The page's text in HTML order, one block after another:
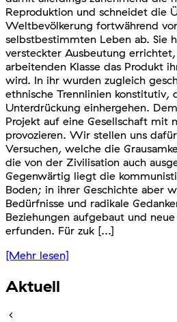
Reproduktion und schneidet die
Weltbevölkerung fortwährend
selbstbestimmten Leben ab. Sie
versteckter Ausbeutung
arbeitenden Klasse das Produkt
wird. In ihr wurden zugleich
ethnische Trennlinien konstitutiv,
Unterdrückung einhergehen.
Projekt auf eine Gesellschaft mit
provozieren. Wir stellen uns
Versuchen, welche die
die von der Zivilisation auch
Gegenwärtig liegt die
Boden; in ihrer Geschichte aber
Bedürfnisse und radikale
Beziehungen aufgebaut und
erfunden. Für zuk [...]
[Mehr lesen]
Aktuell